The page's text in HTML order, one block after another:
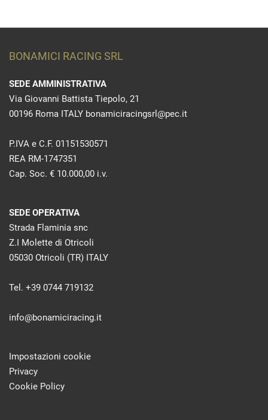
BONAMICI RACING SRL
SEDE AMMINISTRATIVA
Via Giovanni Battista Tiepolo, 21
00196 Roma ITALY bonamiciracingsrl@pec.it
P.IVA e C.F. 01151530571
REA RM-1747351
Cap. Soc. € 10.000,00 i.v.
SEDE OPERATIVA
Strada Flaminia snc
Z.I Molette di Otricoli
05030 Otricoli (TR) ITALY
Tel. +39 0744 719132
info@bonamiciracing.it
Impostazioni cookie
Privacy
Cookie Policy